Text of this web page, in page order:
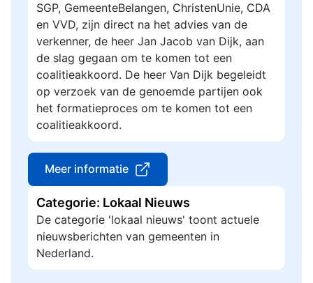
SGP, GemeenteBelangen, ChristenUnie, CDA
en VVD, zijn direct na het advies van de
verkenner, de heer Jan Jacob van Dijk, aan
de slag gegaan om te komen tot een
coalitieakkoord. De heer Van Dijk begeleidt
op verzoek van de genoemde partijen ook
het formatieproces om te komen tot een
coalitieakkoord.
Meer informatie
Categorie: Lokaal Nieuws
De categorie 'lokaal nieuws' toont actuele
nieuwsberichten van gemeenten in
Nederland.